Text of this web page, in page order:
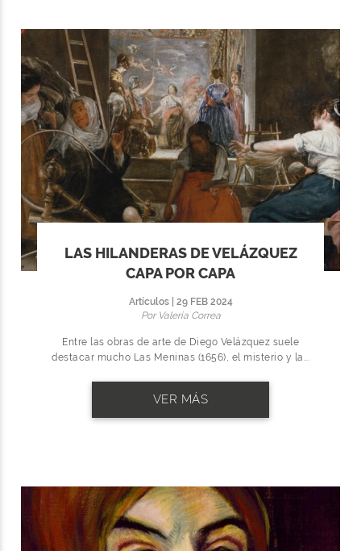
LAS HILANDERAS DE VELÁZQUEZ
CAPA POR CAPA
Artículos | 29 FEB 2024
Por Valeria Correa
Entre las obras de arte de Diego Velázquez suele
destacar mucho Las Meninas (1656), el misterio y la...
VER MÁS